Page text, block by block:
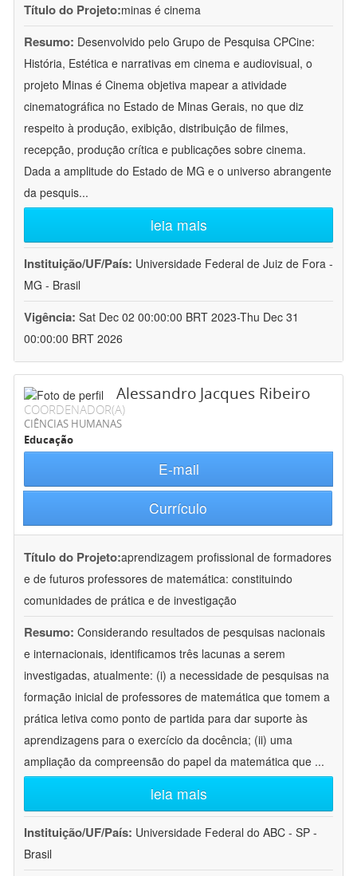
Título do Projeto:minas é cinema
Resumo: Desenvolvido pelo Grupo de Pesquisa CPCine:
História, Estética e narrativas em cinema e audiovisual, o
projeto Minas é Cinema objetiva mapear a atividade
cinematográfica no Estado de Minas Gerais, no que diz
respeito à produção, exibição, distribuição de filmes,
recepção, produção crítica e publicações sobre cinema.
Dada a amplitude do Estado de MG e o universo abrangente
da pesquis...
leia mais
Instituição/UF/País: Universidade Federal de Juiz de Fora -
MG - Brasil
Vigência: Sat Dec 02 00:00:00 BRT 2023-Thu Dec 31
00:00:00 BRT 2026
Alessandro Jacques Ribeiro
COORDENADOR(A)
CIÊNCIAS HUMANAS
Educação
E-mail
Currículo
Título do Projeto:aprendizagem profissional de formadores
e de futuros professores de matemática: constituindo
comunidades de prática e de investigação
Resumo: Considerando resultados de pesquisas nacionais
e internacionais, identificamos três lacunas a serem
investigadas, atualmente: (i) a necessidade de pesquisas na
formação inicial de professores de matemática que tomem a
prática letiva como ponto de partida para dar suporte às
aprendizagens para o exercício da docência; (ii) uma
ampliação da compreensão do papel da matemática que ...
leia mais
Instituição/UF/País: Universidade Federal do ABC - SP -
Brasil